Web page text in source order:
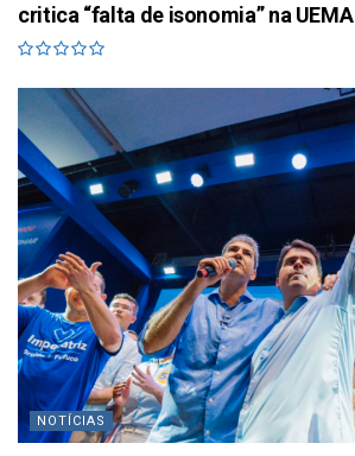
critica “falta de isonomia” na UEMA
NOTÍCIAS